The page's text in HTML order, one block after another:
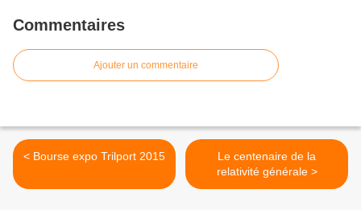
Commentaires
Ajouter un commentaire
< Bourse expo Trilport 2015
Le centenaire de la
relativité générale >